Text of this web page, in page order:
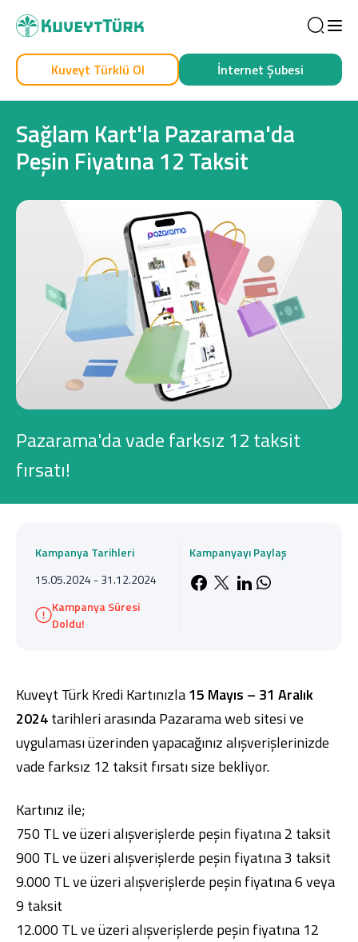
Kendim İçin
Dijital Bankacılık Hakkımızda Finans Portalı
Yatırımcı İlişkileri
İletişim
Ürün ve Hizmet Ücretleri
Englishالعربية
İşim İçin
Dijital Bankacılık Hakkımızda Finans Portalı
Yatırımcı İlişkileri
Şube ve ATM’ler
İletişim
Ürün ve Hizmet Ücretleri
Englishالعربية
Sağlam Kart
Araç Finansmanı
Konut Finansmanı
Tarım Finansmanı
Leasing
Kuveyt Türklü Ol İnternet Şubesi
Sağlam Kart'la Pazarama'da
Peşin Fiyatına 12 Taksit
Pazarama'da vade farksız 12 taksit
fırsatı!
Kampanya Tarihleri
15.05.2024 - 31.12.2024
Kampanya Süresi
Doldu!
Kampanyayı Paylaş
Facebook'da
X'de paylaş
LinkedIn'de
Kuveyt Türk Kredi Kartınızla15 Mayıs – 31 Aralık
2024tarihleri arasında Pazarama web sitesi ve
uygulaması üzerinden yapacağınız alışverişlerinizde
vade farksız 12 taksit fırsatı size bekliyor.
Kartınız ile;
750 TL ve üzeri alışverişlerde peşin fiyatına 2 taksit
900 TL ve üzeri alışverişlerde peşin fiyatına 3 taksit
9.000 TL ve üzeri alışverişlerde peşin fiyatına 6 veya
9 taksit
12.000 TL ve üzeri alışverişlerde peşin fiyatına 12